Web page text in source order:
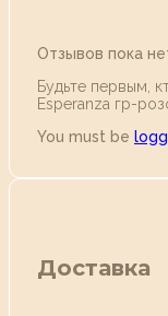
Отзывов пока
Будьте первым,
Esperanza гр-
You must be
Доставка